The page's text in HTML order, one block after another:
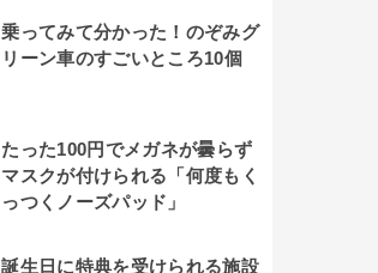
乗ってみて分かった！のぞみグ
リーン車のすごいところ10個
たった100円でメガネが曇らず
マスクが付けられる「何度もく
っつくノーズパッド」
誕生日に特典を受けられる施設